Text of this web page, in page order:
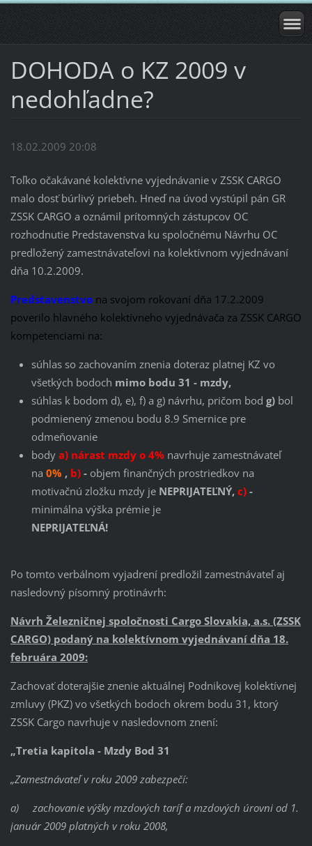
DOHODA o KZ 2009 v
nedohľadne?
18.02.2009 20:08
Toľko očakávané kolektívne vyjednávanie v ZSSK CARGO
malo dosť búrlivý priebeh. Hneď na úvod vystúpil pán GR
ZSSK CARGO a oznámil prítomných zástupcov OC
rozhodnutie Predstavenstva ku spoločnému Návrhu OC
predložený zamestnávateľovi na kolektívnom vyjednávaní
dňa 10.2.2009.
Predstavenstvo na svojom rokovaní dňa 17.2.2009
poverilo hlavného kolektívneho vyjednávača za ZSSK CARGO
kompetenciami na:
súhlas so zachovaním znenia doteraz platnej KZ vo
všetkých bodoch mimo bodu 31 - mzdy,
súhlas k bodom d), e), f) a g) návrhu, pričom bod g) bol
podmienený zmenou bodu 8.9 Smernice pre
odmeňovanie
body a) nárast mzdy o 4% navrhuje zamestnávateľ
na 0% , b) - objem finančných prostriedkov na
motivačnú zložku mzdy je NEPRIJATEĽNÝ, c) -
minimálna výška prémie je
NEPRIJATEĽNÁ!
Po tomto verbálnom vyjadrení predložil zamestnávateľ aj
nasledovný písomný protinávrh:
Návrh Železničnej spoločnosti Cargo Slovakia, a.s. (ZSSK
CARGO) podaný na kolektívnom vyjednávaní dňa 18.
februára 2009:
Zachovať doterajšie znenie aktuálnej Podnikovej kolektívnej
zmluvy (PKZ) vo všetkých bodoch okrem bodu 31, ktorý
ZSSK Cargo navrhuje v nasledovnom znení:
„Tretia kapitola - Mzdy Bod 31
„Zamestnávateľ v roku 2009 zabezpečí:
a)
zachovanie výšky mzdových taríf a mzdových úrovni od 1.
január 2009 platných v roku 2008,